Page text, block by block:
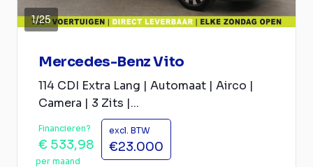
1/25
Mercedes-Benz Vito
114 CDI Extra Lang | Automaat | Airco |
Camera | 3 Zits |...
Financieren?
€ 533,98
per maand
excl. BTW
€23.000